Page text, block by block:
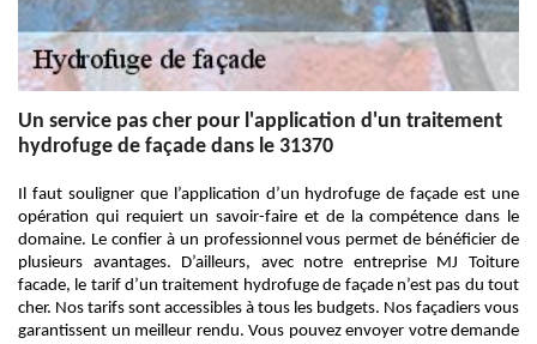
Un service pas cher pour l'application d'un traitement
hydrofuge de façade dans le 31370
Il faut souligner que l’application d’un hydrofuge de façade est une
opération qui requiert un savoir-faire et de la compétence dans le
domaine. Le confier à un professionnel vous permet de bénéficier de
plusieurs avantages. D’ailleurs, avec notre entreprise MJ Toiture
facade, le tarif d’un traitement hydrofuge de façade n’est pas du tout
cher. Nos tarifs sont accessibles à tous les budgets. Nos façadiers vous
garantissent un meilleur rendu. Vous pouvez envoyer votre demande